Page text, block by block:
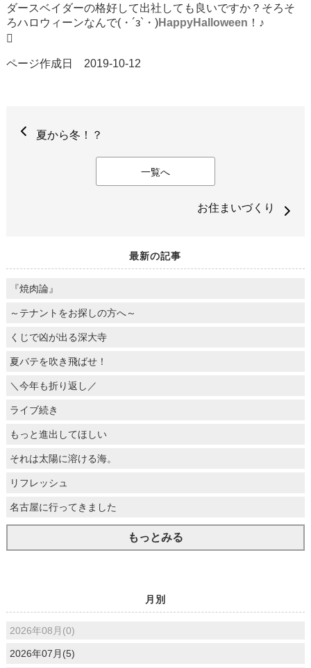
ダースベイダーの格好して出社しても良いですか？そろそ
ろハロウィーンなんで(・´з`・)HappyHalloween ！♪

ページ作成日 2019-10-12
夏から冬！？
一覧へ
お住まいづくり
最新の記事
『焼肉論』
～テナントをお探しの方へ～
くじで凶が出る深大寺
夏バテを吹き飛ばせ！
＼今年も折り返し／
ライブ続き
もっと進出してほしい
それは太陽に溶ける海。
リフレッシュ
名古屋に行ってきました
もっとみる
月別
2026年08月(0)
2026年07月(5)